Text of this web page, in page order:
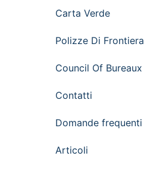
Carta Verde
Polizze Di Frontiera
Council Of Bureaux
Contatti
Domande frequenti
Articoli